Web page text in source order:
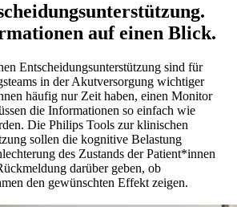
auf einen Blick.
Entscheidungsunterstützung sind für
in der Akutversorgung wichtiger
häufig nur Zeit haben, einen Monitor
die Informationen so einfach wie
Die Philips Tools zur klinischen
sollen die kognitive Belastung
des Zustands der Patient*innen
darüber geben, ob
den gewünschten Effekt zeigen.